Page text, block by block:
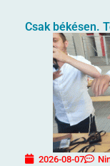
Csak békésen.
2026-08-07